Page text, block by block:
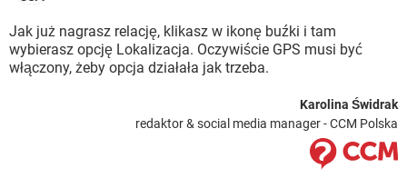
Jak już nagrasz relację, klikasz w ikonę buźki i tam
wybierasz opcję Lokalizacja. Oczywiście GPS musi być
włączony, żeby opcja działała jak trzeba.
Karolina Świdrak
redaktor & social media manager - CCM Polska